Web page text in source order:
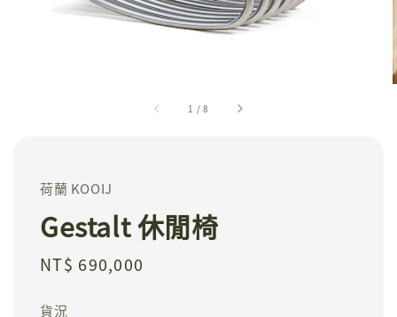
1 /8
荷蘭 KOOIJ
Gestalt 休閒椅
Regular
NT$ 690,000
貨況